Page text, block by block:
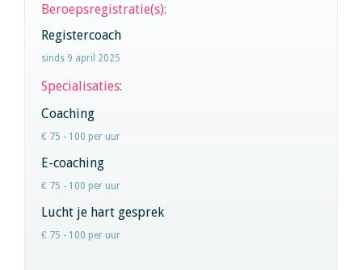
Beroepsregistratie(s):
Registercoach
sinds 9 april 2025
Specialisaties:
Coaching
€ 75 - 100 per uur
E-coaching
€ 75 - 100 per uur
Lucht je hart gesprek
€ 75 - 100 per uur